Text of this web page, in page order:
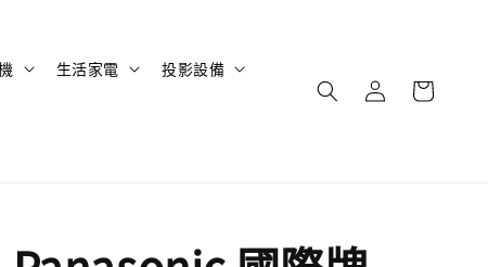
生活家電 投影設備